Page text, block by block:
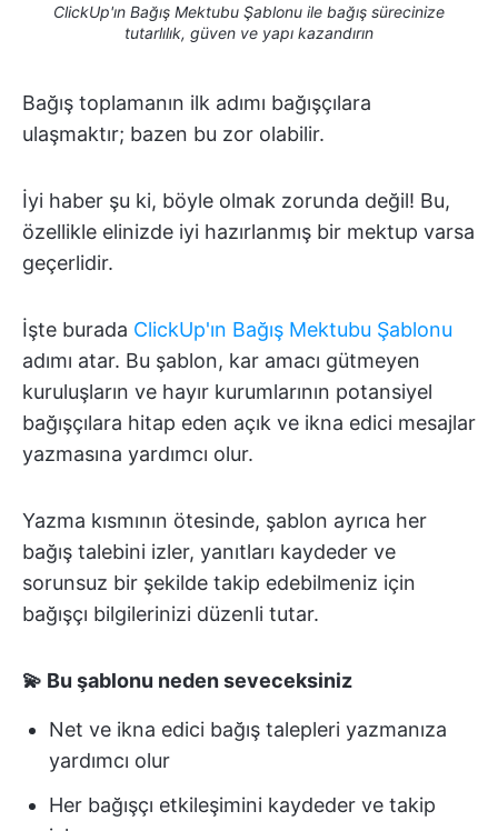
ClickUp'ın Bağış Mektubu Şablonu ile bağış sürecinize
tutarlılık, güven ve yapı kazandırın
Bağış toplamanın ilk adımı bağışçılara
ulaşmaktır; bazen bu zor olabilir.
İyi haber şu ki, böyle olmak zorunda değil! Bu,
özellikle elinizde iyi hazırlanmış bir mektup varsa
geçerlidir.
İşte burada ClickUp'ın Bağış Mektubu Şablonu
adımı atar. Bu şablon, kar amacı gütmeyen
kuruluşların ve hayır kurumlarının potansiyel
bağışçılara hitap eden açık ve ikna edici mesajlar
yazmasına yardımcı olur.
Yazma kısmının ötesinde, şablon ayrıca her
bağış talebini izler, yanıtları kaydeder ve
sorunsuz bir şekilde takip edebilmeniz için
bağışçı bilgilerinizi düzenli tutar.
💫 Bu şablonu neden seveceksiniz
Net ve ikna edici bağış talepleri yazmanıza
yardımcı olur
Her bağışçı etkileşimini kaydeder ve takip